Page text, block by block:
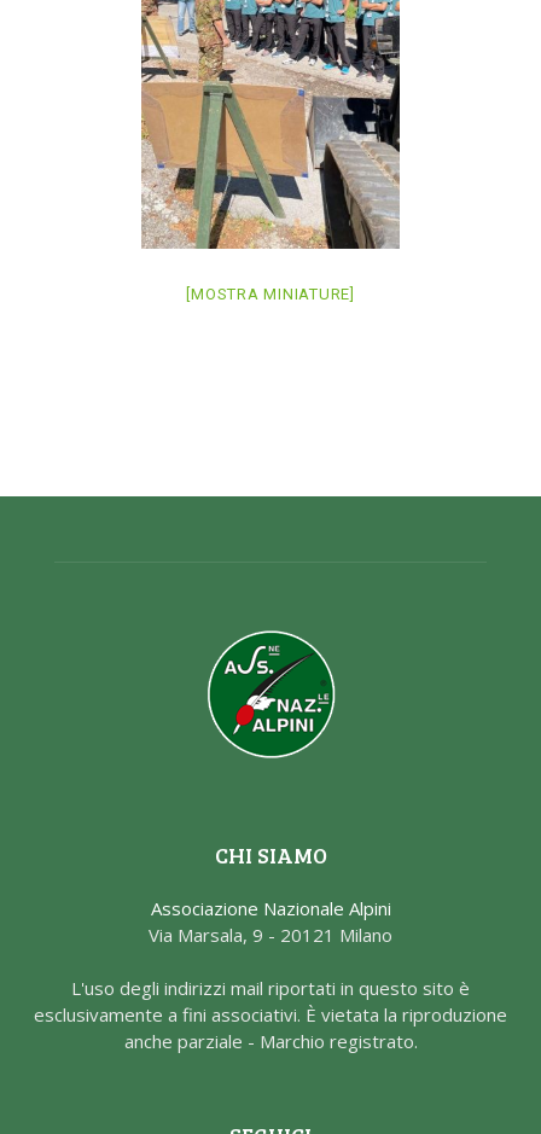
[MOSTRA MINIATURE]
CHI SIAMO
Associazione Nazionale Alpini
Via Marsala, 9 - 20121 Milano
L'uso degli indirizzi mail riportati in questo sito è
esclusivamente a fini associativi. È vietata la riproduzione
anche parziale - Marchio registrato.